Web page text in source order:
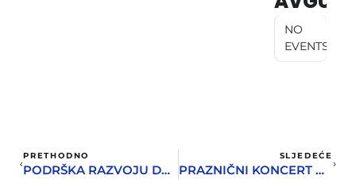
NO
EVENTS
PRETHODNO
PODRŠKA RAZVOJU DEVETE UMJETNOSTI
SLJEDEĆE
PRAZNIČNI KONCERT MJESNE MUZIKE ĐENOVIĆ